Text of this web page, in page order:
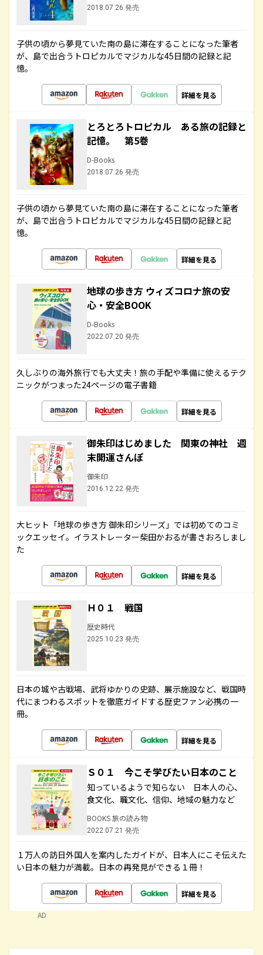
2018.07.26 発売
子供の頃から夢見ていた南の島に滞在することになった筆者
が、島で出合うトロピカルでマジカルな45日間の記録と記
憶。
詳細を見る
とろとろトロピカル ある旅の記録と
記憶。 第5巻
D-Books
2018.07.26 発売
子供の頃から夢見ていた南の島に滞在することになった筆者
が、島で出合うトロピカルでマジカルな45日間の記録と記
憶。
詳細を見る
地球の歩き方 ウィズコロナ旅の安
心・安全BOOK
D-Books
2022.07.20 発売
久しぶりの海外旅行でも大丈夫！旅の手配や準備に使えるテク
ニックがつまった24ページの電子書籍
詳細を見る
御朱印はじめました 関東の神社 週
末開運さんぽ
御朱印
2016.12.22 発売
大ヒット「地球の歩き方 御朱印シリーズ」では初めてのコミ
ックエッセイ。イラストレーター柴田かおるが書きおろしまし
た
詳細を見る
Ｈ０１ 戦国
歴史時代
2025.10.23 発売
日本の城や古戦場、武将ゆかりの史跡、展示施設など、戦国時
代にまつわるスポットを徹底ガイドする歴史ファン必携の一
冊。
詳細を見る
Ｓ０１ 今こそ学びたい日本のこと
知っているようで知らない 日本人の心、
食文化、職文化、信仰、地域の魅力など
BOOKS 旅の読み物
2022.07.21 発売
１万人の訪日外国人を案内したガイドが、日本人にこそ伝えた
い日本の魅力が満載。日本の再発見ができる１冊！
詳細を見る
AD